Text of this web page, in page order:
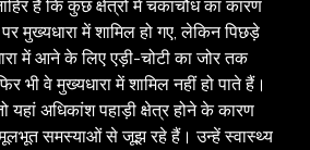
है कि कुछ क्षेत्रों में चकाचौंध का कारण
मुख्यधारा में शामिल हो गए, लेकिन पिछड़े
में आने के लिए एड़ी-चोटी का जोर तक
भी वे मुख्यधारा में शामिल नहीं हो पाते हैं।
यहां अधिकांश पहाड़ी क्षेत्र होने के कारण
मूलभूत समस्याओं से जूझ रहे हैं। उन्हें स्वास्थ्य